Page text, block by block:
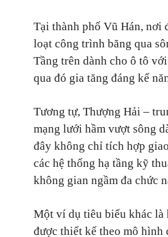
Tại thành phố Vũ Hán, nơi
loạt công trình băng qua
Tầng trên dành cho ô tô
qua đó gia tăng đáng kể
Tương tự, Thượng Hải –
mạng lưới hầm vượt sông
đây không chỉ tích hợp
các hệ thống hạ tầng kỹ
không gian ngầm đa chức
Một ví dụ tiêu biểu khác là
được thiết kế theo mô hình